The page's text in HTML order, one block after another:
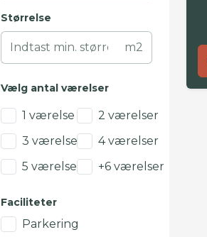
Størrelse
m2
Vælg antal værelser
1 værelse
2 værelser
3 værelser
4 værelser
5 værelser
+6 værelser
Faciliteter
Parkering